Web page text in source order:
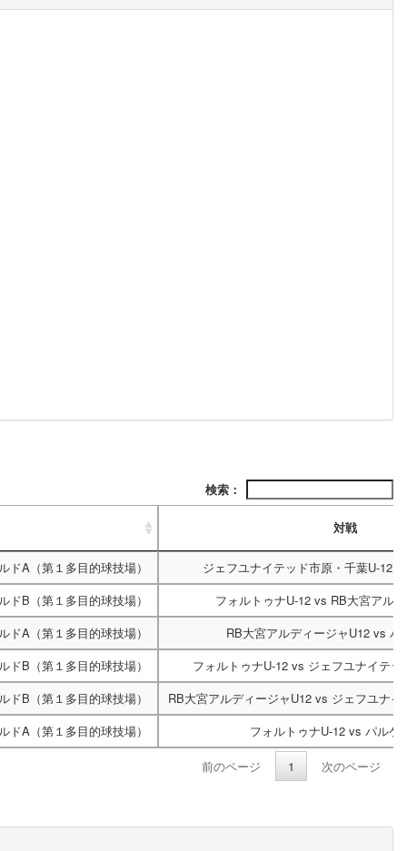
検索：
対戦
A（第１多目的球技場） ジェフユナイテッド市原・千葉U-12
B（第１多目的球技場） フォルトゥナU-12 vs RB大宮アル
A（第１多目的球技場） RB大宮アルディージャU12vs パ
B（第１多目的球技場） フォルトゥナU-12vs ジェフユナイテ
B（第１多目的球技場） RB大宮アルディージャU12 vs ジェフユナイ
A（第１多目的球技場） フォルトゥナU-12 vs パルケ
前のページ 1 次のページ